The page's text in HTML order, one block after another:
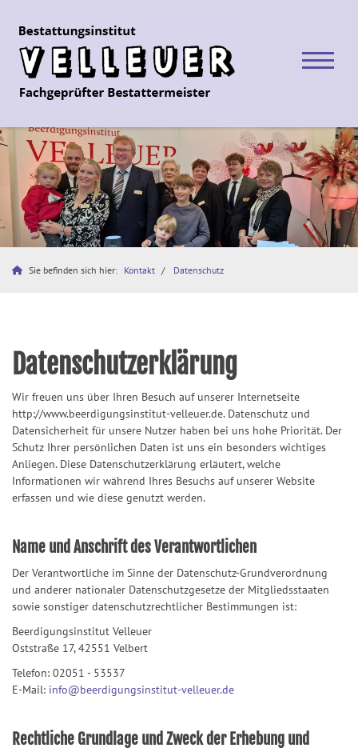
Sie befinden sich hier: Kontakt Datenschutz
Datenschutzerklärung
Wir freuen uns über Ihren Besuch auf unserer Internetseite
http://www.beerdigungsinstitut-velleuer.de. Datenschutz und
Datensicherheit für unsere Nutzer haben bei uns hohe Priorität. Der
Schutz Ihrer persönlichen Daten ist uns ein besonders wichtiges
Anliegen. Diese Datenschutzerklärung erläutert, welche
Informationen wir während Ihres Besuchs auf unserer Website
erfassen und wie diese genutzt werden.
Name und Anschrift des Verantwortlichen
Der Verantwortliche im Sinne der Datenschutz-Grundverordnung
und anderer nationaler Datenschutzgesetze der Mitgliedsstaaten
sowie sonstiger datenschutzrechtlicher Bestimmungen ist:
Beerdigungsinstitut Velleuer
Oststraße 17, 42551 Velbert
Telefon: 02051 - 53537
E-Mail: info@beerdigungsinstitut-velleuer.de
Rechtliche Grundlage und Zweck der Erhebung und